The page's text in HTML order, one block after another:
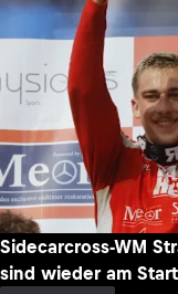
Sidecarcross-WM
sind wieder am Start